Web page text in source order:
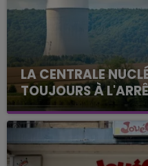
LA CENTRALE
TOUJOURS À
Cela fait déjà une
nucléaire ardennaise
justifiée par la
présente.